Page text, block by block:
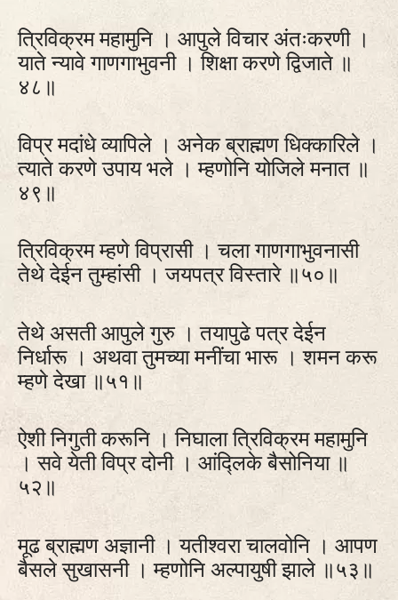
त्रिविक्रम महामुनि । आपुले विचार अंतःकरणी ।
याते न्यावे गाणगाभुवनी । शिक्षा करणे द्विजाते ॥
४८॥
विप्र मदांधे व्यापिले । अनेक ब्राह्मण धिक्कारिले ।
त्याते करणे उपाय भले । म्हणोनि योजिले मनात ॥
४९॥
त्रिविक्रम म्हणे विप्रासी । चला गाणगाभुवनासी
तेथे देईन तुम्हांसी । जयपत्र विस्तारे ॥५०॥
तेथे असती आपुले गुरु । तयापुढे पत्र देईन
निर्धारू । अथवा तुमच्या मनींचा भारू । शमन करू
म्हणे देखा ॥५१॥
ऐशी निगुती करूनि । निघाला त्रिविक्रम महामुनि
। सवे येती विप्र दोनी । आंद्लिके बैसोनिया ॥
५२॥
मूढ ब्राह्मण अज्ञानी । यतीश्वरा चालवोनि । आपण
बैसले सुखासनी । म्हणोनि अल्पायुषी झाले ॥५३॥